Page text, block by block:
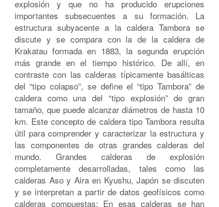
explosión y que no ha producido erupciones
importantes subsecuentes a su formación. La
estructura subyacente a la caldera Tambora se
discute y se compara con la de la caldera de
Krakatau formada en 1883, la segunda erupción
más grande en el tiempo histórico. De allí, en
contraste con las calderas típicamente basálticas
del “tipo colapso”, se define el “tipo Tambora” de
caldera como una del “tipo explosión” de gran
tamaño, que puede alcanzar diámetros de hasta 10
km. Este concepto de caldera tipo Tambora resulta
útil para comprender y caracterizar la estructura y
las componentes de otras grandes calderas del
mundo. Grandes calderas de explosión
completamente desarrolladas, tales como las
calderas Aso y Aira en Kyushu, Japón se discuten
y se interpretan a partir de datos geofísicos como
calderas compuestas: En esas calderas se han